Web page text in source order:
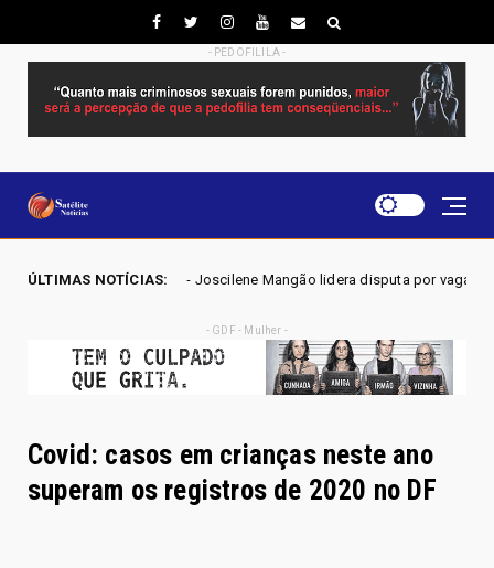
- PEDOFILILA -
ÚLTIMAS NOTÍCIAS:
- Joscilene Mangão lidera disputa por vaga na Alego em Novo Gama,
- GDF - Mulher -
Covid: casos em crianças neste ano
superam os registros de 2020 no DF